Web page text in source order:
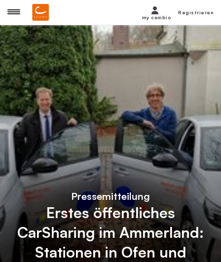
Pressemitteilung
Erstes öffentliches
CarSharing im Ammerland:
Stationen in Ofen und
my cambio
Registrieren